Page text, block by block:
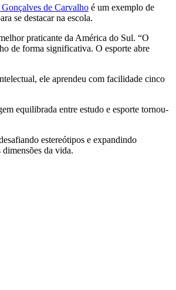
Gonçalves de Carvalho é um exemplo de
se destacar na escola.
praticante da América do Sul. “O
de forma significativa. O esporte abre
ele aprendeu com facilidade cinco
equilibrada entre estudo e esporte tornou-
estereótipos e expandindo
da vida.